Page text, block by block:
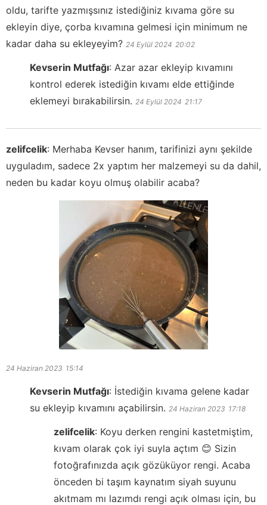
oldu, tarifte yazmışsınız istediğiniz kıvama göre su
ekleyin diye, çorba kıvamına gelmesi için minimum ne
kadar daha su ekleyeyim? 24 Eylül 2024 20:02
Kevserin Mutfağı: Azar azar ekleyip kıvamını
kontrol ederek istediğin kıvamı elde ettiğinde
eklemeyi bırakabilirsin. 24 Eylül 2024 21:17
zelifcelik: Merhaba Kevser hanım, tarifinizi aynı şekilde
uyguladım, sadece 2x yaptım her malzemeyi su da dahil,
neden bu kadar koyu olmuş olabilir acaba?
24 Haziran 2023 15:14
Kevserin Mutfağı: İstediğin kıvama gelene kadar
su ekleyip kıvamını açabilirsin. 24 Haziran 2023 17:18
zelifcelik: Koyu derken rengini kastetmiştim,
kıvam olarak çok iyi suyla açtım 😊 Sizin
fotoğrafınızda açık gözüküyor rengi. Acaba
önceden bi taşım kaynatım siyah suyunu
akıtmam mı lazımdı rengi açık olması için, bu